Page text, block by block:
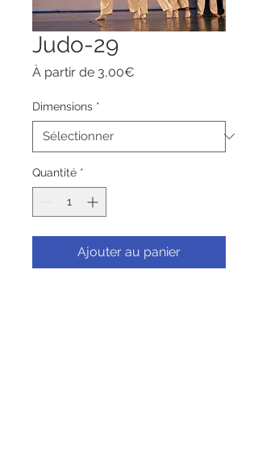
Judo-29
À partir de 3,00€
Dimensions *
Quantité *
Ajouter au panier